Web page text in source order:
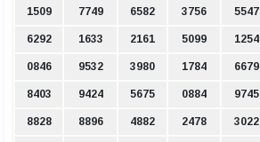
1509 7749 6582 3756 5547
6292 1633 2161 5099 1254
0846 9532 3980 1784 6679
8403 9424 5675 0884 9745
8828 8896 4882 2478 3022